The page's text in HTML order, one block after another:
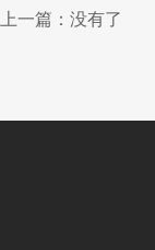
上一篇：没有了